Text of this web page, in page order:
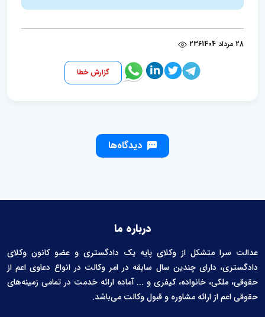
28 مرداد 1404 236
گزارش خطا
دیدگاه‌ها
درباره ما
عدالت سرا متشکل از وکلای پایه یک دادگستری و عضو کانون وکلای
دادگستری، دارای چندین سال سابقه در امر وکالت در انواع دعاوی اعم از
حقوقی، ملکی، خانواده، کیفری و ... آماده ارائه خدمت در تمامی زمینه‌های
حقوقی اعم از ارائه مشاوره و قبول وکالت می‌باشد.